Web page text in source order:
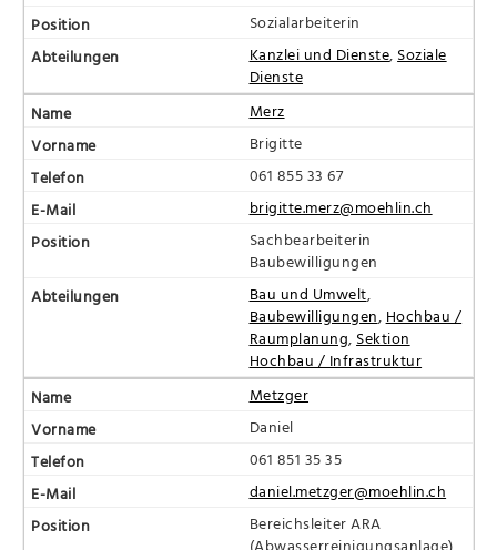
Sozialarbeiterin
Kanzlei und Dienste, Soziale
Dienste
Merz
Brigitte
061 855 33 67
brigitte.merz@moehlin.ch
Sachbearbeiterin
Baubewilligungen
Bau und Umwelt,
Baubewilligungen, Hochbau /
Raumplanung, Sektion
Hochbau / Infrastruktur
Metzger
Daniel
061 851 35 35
daniel.metzger@moehlin.ch
Bereichsleiter ARA